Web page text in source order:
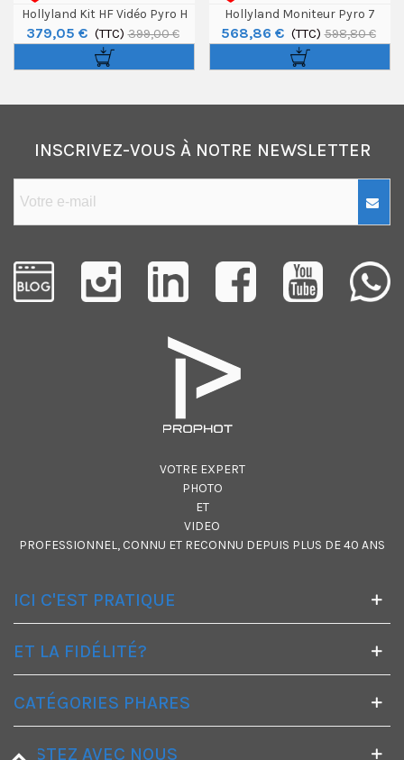
Hollyland Kit HF Vidéo Pyro H
379,05 € (TTC) 399,00 €
Hollyland Moniteur Pyro 7
568,86 € (TTC) 598,80 €
INSCRIVEZ-VOUS À NOTRE NEWSLETTER
VOTRE EXPERT
PHOTO
ET
VIDEO
PROFESSIONNEL, CONNU ET RECONNU DEPUIS PLUS DE 40 ANS
ICI C'EST PRATIQUE
ET LA FIDÉLITÉ?
CATÉGORIES PHARES
RESTEZ AVEC NOUS